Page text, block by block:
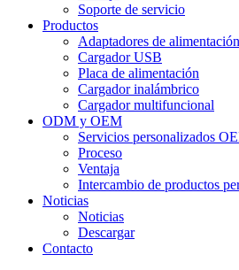
Soporte de servicio
Productos
Adaptadores de alimentación
Cargador USB
Placa de alimentación
Cargador inalámbrico
Cargador multifuncional
ODM y OEM
Servicios personalizados
Proceso
Ventaja
Intercambio de productos
Noticias
Noticias
Descargar
Contacto